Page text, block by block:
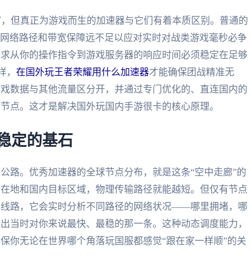
但真正为游戏而生的加速器与它们有着本质区别。普通的
络路径和带宽保障远不足以应对实时对战类游戏毫秒必争
从你的操作指令到游戏服务器的响应时间必须稳定在足够
， 在国外玩王者荣耀用什么加速器才能确保团战精准无
数据与其他流量区分开，并通过专门优化的、直连国内的
点。这才是解决国外玩国内手游很卡的核心原理。
定的基石
路。优秀加速器的全球节点分布，就是这条“空中走廊”的
地和国内目标区域，物理传输路径就能越短。但仅有节点
路，它会实时分析不同路径的网络状况——哪里拥堵，哪
时对你来说最快、最稳的那一条。这种动态调度能力，
你无论在世界哪个角落玩国服都感觉“跟在家一样顺”的关